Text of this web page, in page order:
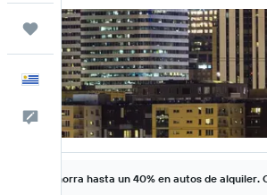
Trips
Español
Comentarios
Ahorra hasta un 40% en autos de